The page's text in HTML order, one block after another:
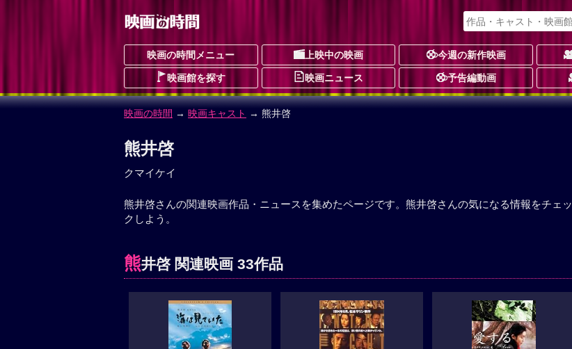
映画の時間メニュー 上映中の映画 今週の新作映画
映画館を探す 映画ニュース 予告編動画
映画の時間 → 映画キャスト → 熊井啓
熊井啓
クマイケイ
熊井啓さんの関連映画作品・ニュースを集めたページです。熊井啓さんの気になる情報をチェッ
クしよう。
熊井啓 関連映画 33作品